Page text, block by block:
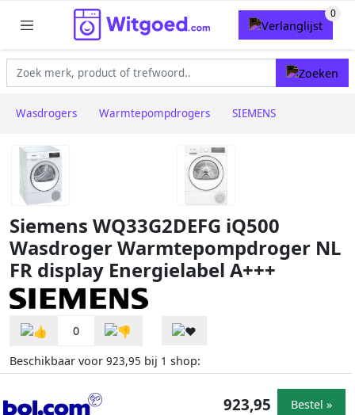
Wasdrogers Warmtepompdrogers SIEMENS
Siemens WQ33G2DEFG iQ500
Wasdroger Warmtepompdroger NL
FR display Energielabel A+++
0
Beschikbaar voor 923,95 bij 1 shop:
923,95 Bestel »